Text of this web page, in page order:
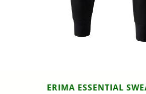
ERIMA ESSENTIAL